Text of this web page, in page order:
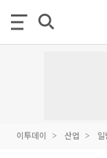
이투데이 산업